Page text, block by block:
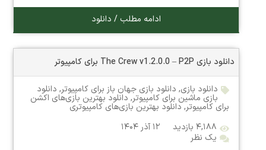
ادامه مطلب / دانلود
دانلود بازی The Crew v1.2.0.0 – P2P برای کامپیوتر
دانلود بازی, دانلود بازی جهان باز برای کامپیوتر, دانلود
بازی ماشین برای کامپیوتر, دانلود بهترین بازی‌های اکشن
برای کامپیوتر,دانلود بهترین بازی‌های کامپیوتری
۴,۱۸۸ بازدید
۱۲ آذر ۱۴۰۴
یک نظر